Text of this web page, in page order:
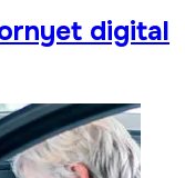
digital